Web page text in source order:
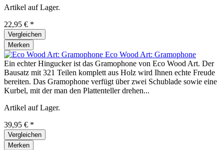
Artikel auf Lager.
22,95 € *
Vergleichen
Merken
Eco Wood Art: Gramophone
Ein echter Hingucker ist das Gramophone von Eco Wood Art. Der
Bausatz mit 321 Teilen komplett aus Holz wird Ihnen echte Freude
bereiten. Das Gramophone verfügt über zwei Schublade sowie eine
Kurbel, mit der man den Plattenteller drehen...
Artikel auf Lager.
39,95 € *
Vergleichen
Merken